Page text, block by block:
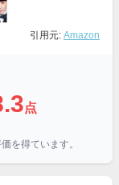
引用元: Amazon
点
を得ています。